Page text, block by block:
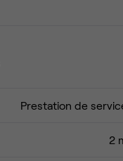
Prestation de
2